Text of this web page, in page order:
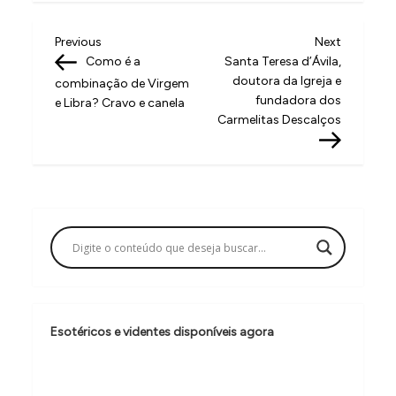
N
a
v
ç
ã
o
e
Previous
Post
Previous
Como é a
combinação de Virgem
e Libra? Cravo e canela
Next
Next
Santa Teresa d’Ávila,
doutora da Igreja e
fundadora dos
Carmelitas Descalços
Esotéricos e videntes disponíveis agora